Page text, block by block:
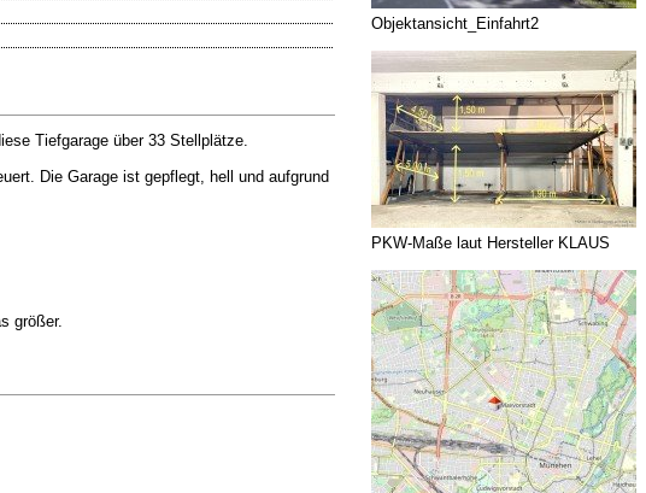
Tiefgarage über 33 Stellplätze.
Die Garage ist gepflegt, hell und aufgrund
größer.
Objektansicht_Einfahrt2
PKW-Maße laut Hersteller KLAUS